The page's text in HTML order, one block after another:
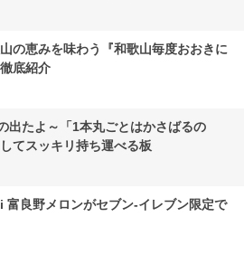
の恵みを味わう『和歌山毎度おおきに
底紹介
出たよ～「1本丸ごとはかさばるの
てスッキリ持ち運べる板
良野メロンがセブン‐イレブン限定で